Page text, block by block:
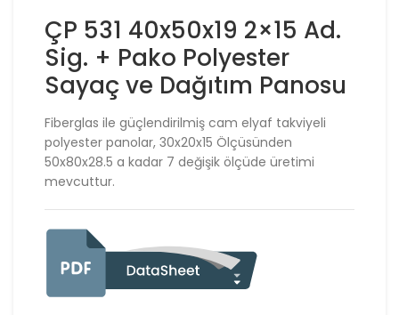
ÇP 531 40x50x19 2×15 Ad.
Sig. + Pako Polyester
Sayaç ve Dağıtım Panosu
Fiberglas ile güçlendirilmiş cam elyaf takviyeli
polyester panolar, 30x20x15 Ölçüsünden
50x80x28.5 a kadar 7 değişik ölçüde üretimi
mevcuttur.